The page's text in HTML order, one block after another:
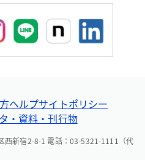
ヘルプサイトポリシー
・資料・刊行物
西新宿2-8-1 電話：03-5321-1111（代